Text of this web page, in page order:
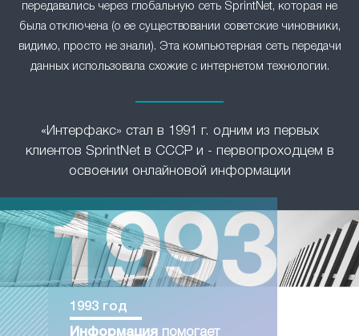
передавались через глобальную сеть SprintNet, которая не
была отключена (о ее существовании советские чиновники,
видимо, просто не знали). Эта компьютерная сеть передачи
данных использовала схожие с интернетом технологии.
«Интерфакс» стал в 1991 г. одним из первых
клиентов SprintNet в СССР и - первопроходцем в
освоении онлайновой информации
1993 год
Информация помогает